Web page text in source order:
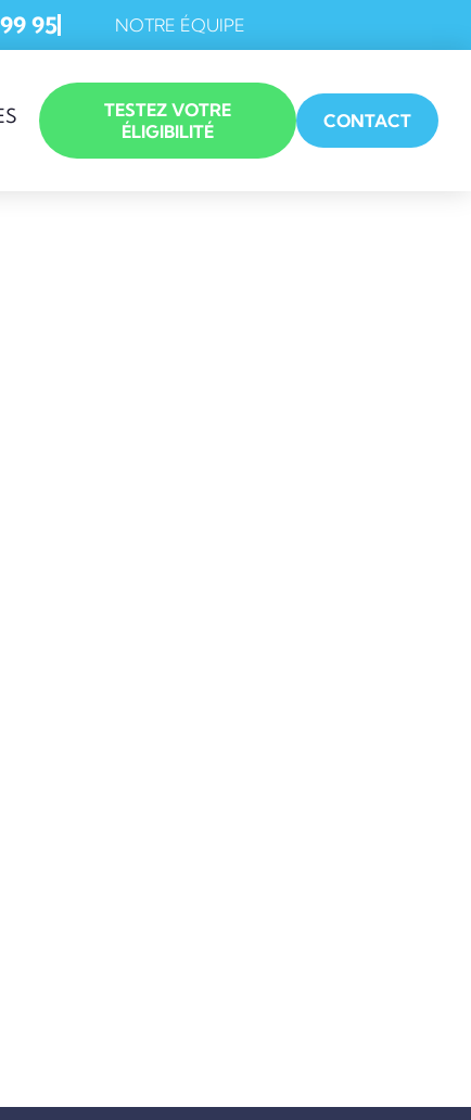
95 NOTRE ÉQUIPE
TESTEZ VOTRE
ÉLIGIBILITÉ
CONTACT